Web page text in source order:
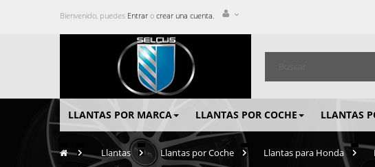
Bienvenido, puedes Entrar o crear una cuenta.
LLANTAS POR MARCA LLANTAS POR COCHE LLANTAS
> Llantas > Llantas por Coche Llantas para Honda